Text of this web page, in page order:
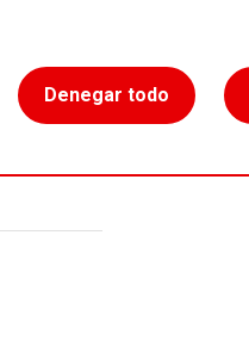
Denegar todo